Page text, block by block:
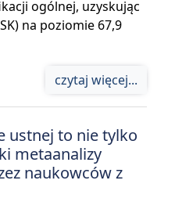
ogólnej, uzyskując
na poziomie 67,9
czytaj więcej...
ustnej to nie tylko
metaanalizy
naukowców z